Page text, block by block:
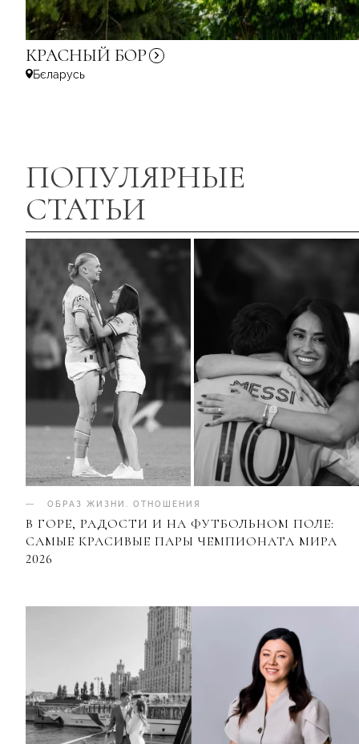
КРАСНЫЙ БОР
Бєларусь
ПОПУЛЯРНЫЕ
СТАТЬИ
ОБРАЗ ЖИЗНИ . ОТНОШЕНИЯ
В ГОРЕ, РАДОСТИ И НА ФУТБОЛЬНОМ ПОЛЕ:
САМЫЕ КРАСИВЫЕ ПАРЫ ЧЕМПИОНАТА МИРА
2026